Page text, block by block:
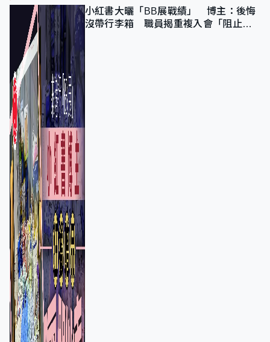
小紅書大曬「BB展戰績」 博主：後悔
沒帶行李箱 職員揭重複入會「阻止唔